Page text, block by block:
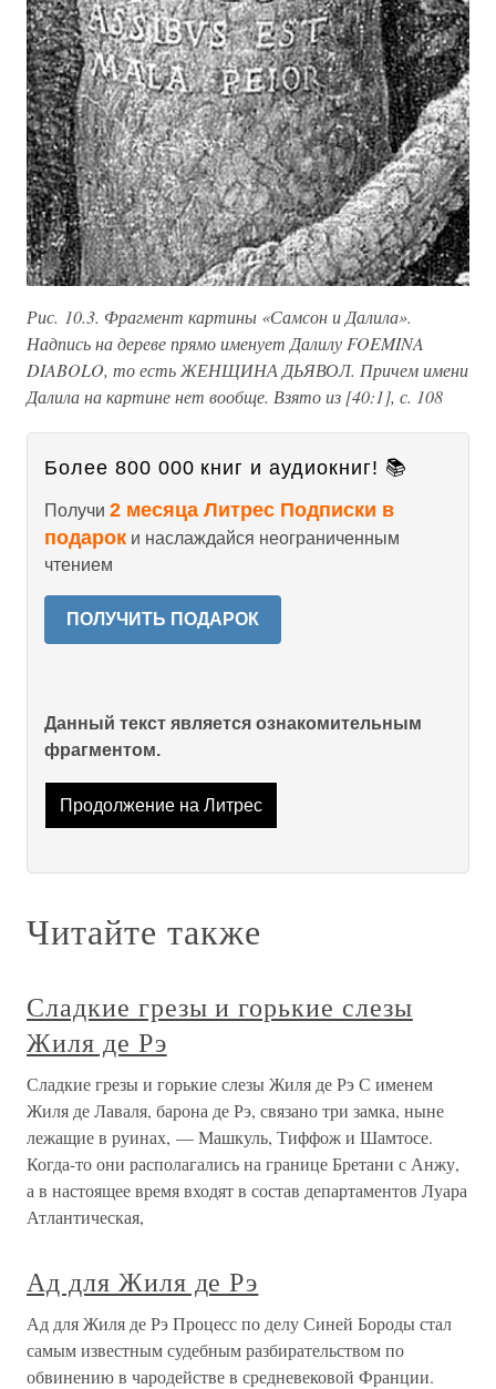
Рис. 10.3. Фрагмент картины «Самсон и Далила».
Надпись на дереве прямо именует Далилу FOEMINA
DIABOLO, то есть ЖЕНЩИНА ДЬЯВОЛ. Причем имени
Далила на картине нет вообще. Взято из [40:1], с. 108
Более 800 000 книг и аудиокниг! 📚
Получи 2 месяца Литрес Подписки в
подарок и наслаждайся неограниченным
чтением
ПОЛУЧИТЬ ПОДАРОК
Данный текст является ознакомительным
фрагментом.
Продолжение на Литрес
Читайте также
Сладкие грезы и горькие слезы
Жиля де Рэ
Сладкие грезы и горькие слезы Жиля де Рэ С именем
Жиля де Лаваля, барона де Рэ, связано три замка, ныне
лежащие в руинах, — Машкуль, Тиффож и Шамтосе.
Когда-то они располагались на границе Бретани с Анжу,
а в настоящее время входят в состав департаментов Луара
Атлантическая,
Ад для Жиля де Рэ
Ад для Жиля де Рэ Процесс по делу Синей Бороды стал
самым известным судебным разбирательством по
обвинению в чародействе в средневековой Франции.